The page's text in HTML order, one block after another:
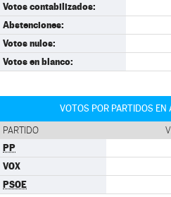
Votos contabilizados:
Abstenciones:
Votos nulos:
Votos en blanco:
VOTOS POR PARTIDOS EN
PARTIDO
PP
VOX
PSOE